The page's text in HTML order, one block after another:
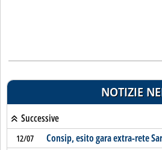
NOTIZIE
Successive
12/07 Consip, esito gara extra-rete